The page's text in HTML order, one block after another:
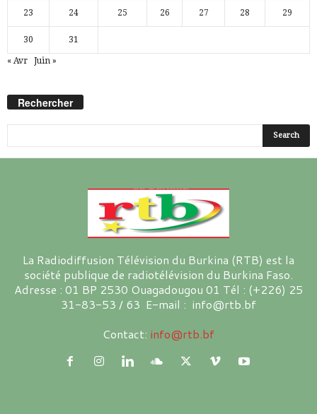
23 24 25 26 27 28 29
30 31
« Avr Juin »
Rechercher
La Radiodiffusion Télévision du Burkina (RTB) est la
société publique de radiotélévision du Burkina Faso.
Adresse : 01 BP 2530 Ouagadougou 01 Tél : (+226) 25
31-83-53 / 63 E-mail : info@rtb.bf
Contact: info@rtb.bf